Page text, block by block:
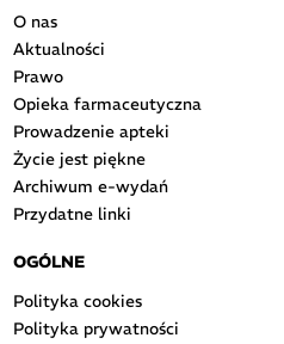
O nas
Aktualności
Prawo
Opieka farmaceutyczna
Prowadzenie apteki
Życie jest piękne
Archiwum e-wydań
Przydatne linki
OGÓLNE
Polityka cookies
Polityka prywatności